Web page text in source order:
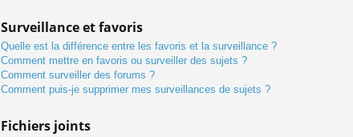
Surveillance et favoris
Quelle est la différence entre les favoris et la surveillance ?
Comment mettre en favoris ou surveiller des sujets ?
Comment surveiller des forums ?
Comment puis-je supprimer mes surveillances de sujets ?
Fichiers joints